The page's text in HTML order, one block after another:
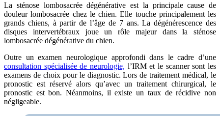
La sténose lombosacrée dégénérative est la principale cause de
douleur lombosacrée chez le chien. Elle touche principalement les
grands chiens, à partir de l’âge de 7 ans. La dégénérescence des
disques intervertébraux joue un rôle majeur dans la sténose
lombosacrée dégénérative du chien.
Outre un examen neurologique approfondi dans le cadre d’une
consultation spécialisée de neurologie, l’IRM et le scanner sont les
examens de choix pour le diagnostic. Lors de traitement médical, le
pronostic est réservé alors qu’avec un traitement chirurgical, le
pronostic est bon. Néanmoins, il existe un taux de récidive non
négligeable.